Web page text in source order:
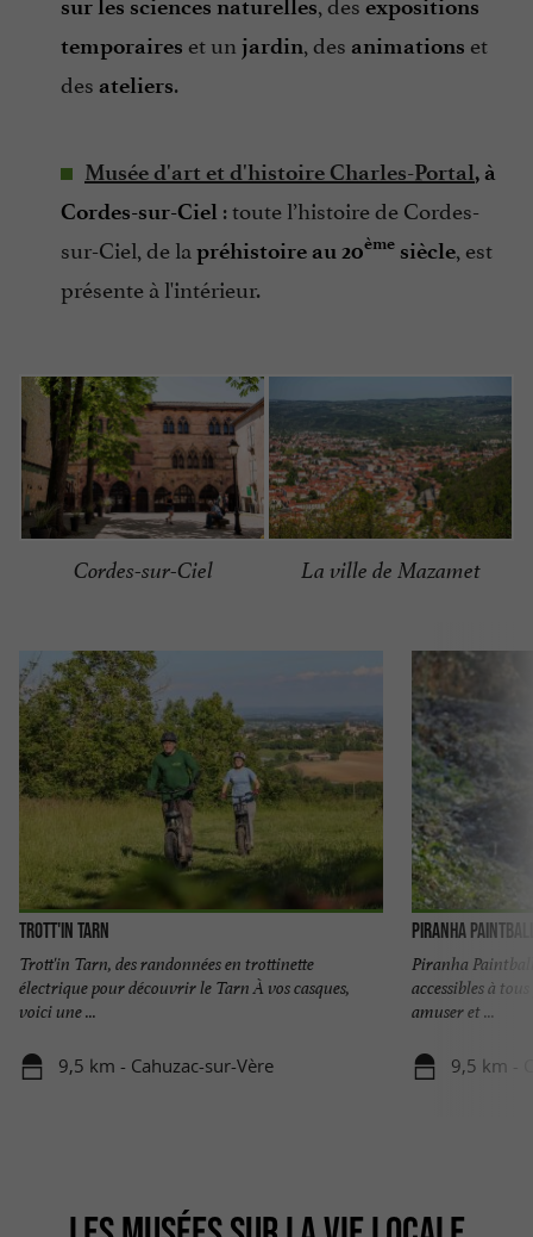
sur les sciences naturelles
expositions
temporaires et un jardin, des animations et
des ateliers.
Musée d'art et d'histoire Charles-Portal, à
Cordes-sur-Ciel : toute l’histoire de Cordes-
sur-Ciel, de la préhistoire au 20ème siècle, est
présente à l'intérieur.
Cordes-sur-Ciel La ville de Mazamet
Trott'in Tarn
Trott'in Tarn, des randonnées en trottinette
électrique pour découvrir le Tarn À vos casques,
voici une ...
9,5 km - Cahuzac-sur-Vère
Piranha
Piranha
accessibles à
amuser et ...
9,5 km -